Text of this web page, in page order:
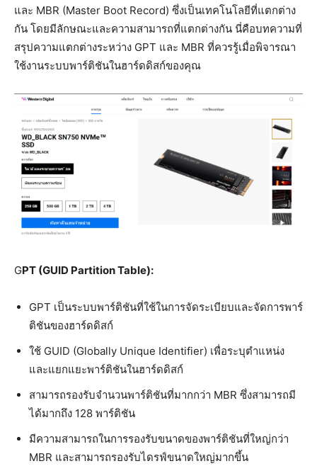
และ MBR (Master Boot Record) ซึ่งเป็นเทคโนโลยีที่แตกต่าง
กัน โดยมีลักษณะและความสามารถที่แตกต่างกัน นี่คือบทความที่
สรุปความแตกต่างระหว่าง GPT และ MBR ที่ควรรู้เมื่อพิจารณา
ใช้งานระบบพาร์ติชันในฮาร์ดดิสก์ของคุณ
GPT (GUID Partition Table):
GPT เป็นระบบพาร์ติชันที่ใช้ในการจัดระเบียบและจัดการพาร์
ติชันของฮาร์ดดิสก์
ใช้ GUID (Globally Unique Identifier) เพื่อระบุตำแหน่ง
และแยกแยะพาร์ติชันในฮาร์ดดิสก์
สามารถรองรับจำนวนพาร์ติชันที่มากกว่า MBR ซึ่งสามารถมี
ได้มากถึง 128 พาร์ติชัน
มีความสามารถในการรองรับขนาดของพาร์ติชันที่ใหญ่กว่า
MBR และสามารถรองรับไดรฟ์ขนาดใหญ่มากขึ้น